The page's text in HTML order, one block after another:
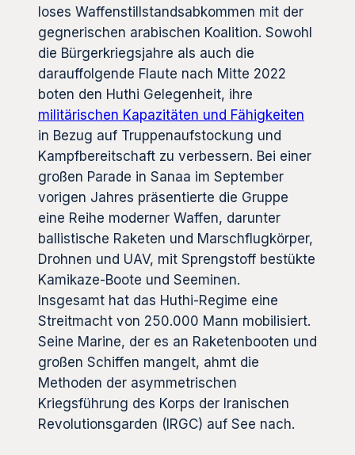
loses Waffenstillstandsabkommen mit der
gegnerischen arabischen Koalition. Sowohl
die Bürgerkriegsjahre als auch die
darauffolgende Flaute nach Mitte 2022
boten den Huthi Gelegenheit, ihre
militärischen Kapazitäten und Fähigkeiten
in Bezug auf Truppenaufstockung und
Kampfbereitschaft zu verbessern. Bei einer
großen Parade in Sanaa im September
vorigen Jahres präsentierte die Gruppe
eine Reihe moderner Waffen, darunter
ballistische Raketen und Marschflugkörper,
Drohnen und UAV, mit Sprengstoff bestükte
Kamikaze-Boote und Seeminen.
Insgesamt hat das Huthi-Regime eine
Streitmacht von 250.000 Mann mobilisiert.
Seine Marine, der es an Raketenbooten und
großen Schiffen mangelt, ahmt die
Methoden der asymmetrischen
Kriegsführung des Korps der Iranischen
Revolutionsgarden (IRGC) auf See nach.